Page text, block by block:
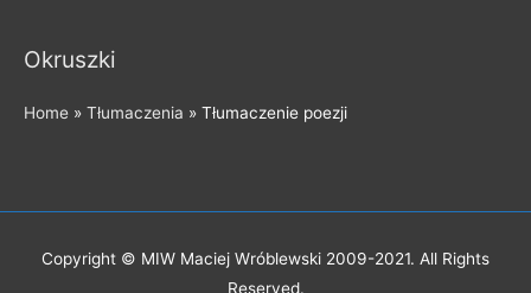
Okruszki
Home » Tłumaczenia » Tłumaczenie poezji
Copyright © MIW Maciej Wróblewski 2009-2021. All Rights
Reserved.